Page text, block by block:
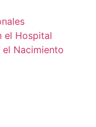
el Hospital
Nacimiento